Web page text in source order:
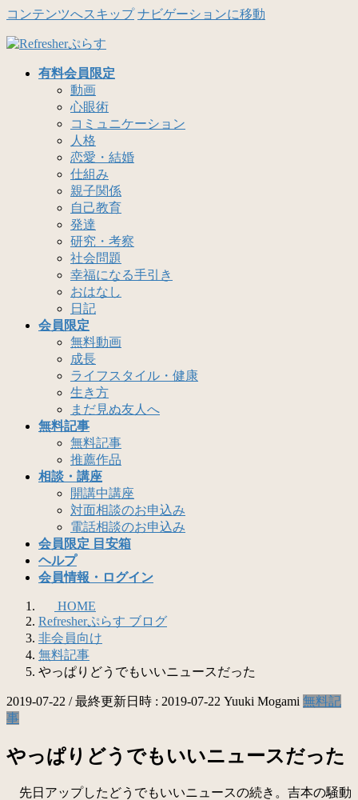
コンテンツへスキップ ナビゲーションに移動
有料会員限定
動画
心眼術
コミュニケーション
人格
恋愛・結婚
仕組み
親子関係
自己教育
発達
研究・考察
社会問題
幸福になる手引き
おはなし
日記
会員限定
無料動画
成長
ライフスタイル・健康
生き方
まだ見ぬ友人へ
無料記事
無料記事
推薦作品
相談・講座
開講中講座
対面相談のお申込み
電話相談のお申込み
会員限定 目安箱
ヘルプ
会員情報・ログイン
HOME
Refresherぷらす ブログ
非会員向け
無料記事
やっぱりどうでもいいニュースだった
2019-07-22 / 最終更新日時 : 2019-07-22 Yuuki Mogami 無料記
事
やっぱりどうでもいいニュースだった
先日アップしたどうでもいいニュースの続き。吉本の騒動